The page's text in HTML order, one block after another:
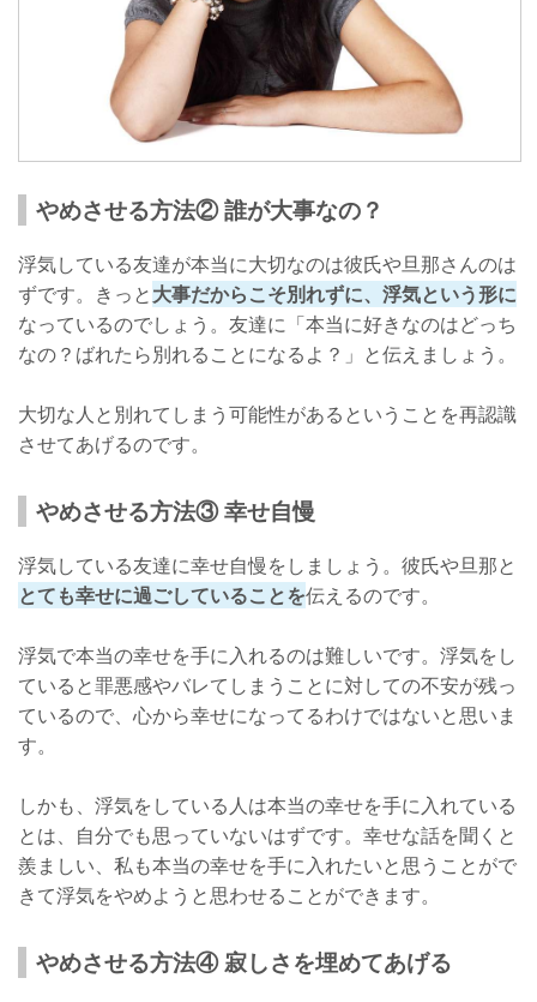
やめさせる方法② 誰が大事なの？
浮気している友達が本当に大切なのは彼氏や旦那さんのは
ずです。きっと大事だからこそ別れずに、浮気という形に
なっているのでしょう。友達に「本当に好きなのはどっち
なの？ばれたら別れることになるよ？」と伝えましょう。
大切な人と別れてしまう可能性があるということを再認識
させてあげるのです。
やめさせる方法③ 幸せ自慢
浮気している友達に幸せ自慢をしましょう。彼氏や旦那と
とても幸せに過ごしていることを伝えるのです。
浮気で本当の幸せを手に入れるのは難しいです。浮気をし
ていると罪悪感やバレてしまうことに対しての不安が残っ
ているので、心から幸せになってるわけではないと思いま
す。
しかも、浮気をしている人は本当の幸せを手に入れている
とは、自分でも思っていないはずです。幸せな話を聞くと
羨ましい、私も本当の幸せを手に入れたいと思うことがで
きて浮気をやめようと思わせることができます。
やめさせる方法④ 寂しさを埋めてあげる